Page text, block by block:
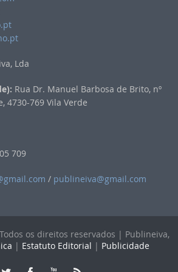
Lda
Rua Dr. Manuel Barbosa de Brito, nº
4730-769 Vila Verde
709
/ publineiva@gmail.com
os direitos reservados | Publineiva,
| Estatuto Editorial | Publicidade